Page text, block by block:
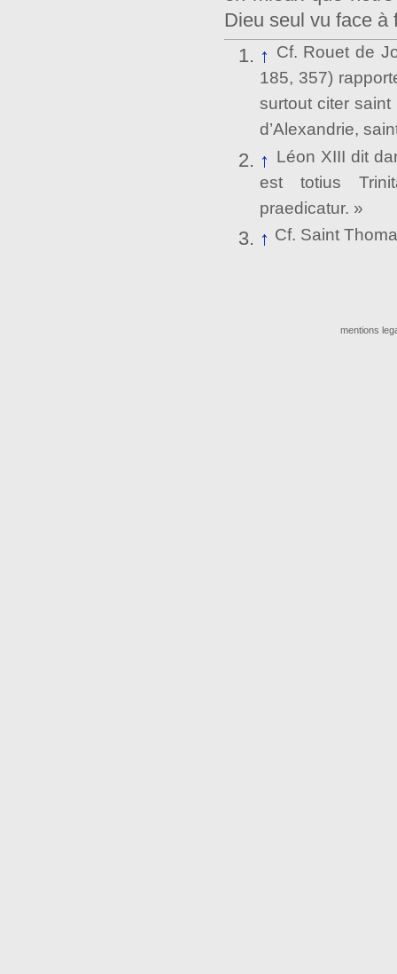
Dieu seul vu face à
↑ Cf. Rouet de
185, 357)
surtout citer saint
d’Alexandrie,
↑ Léon XIII dit
est totius
praedicatur. »
↑ Cf. Saint
mentions